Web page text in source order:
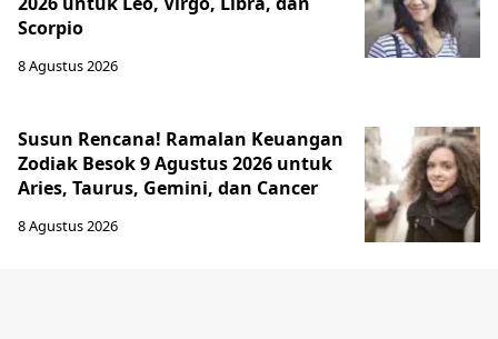
Scorpio
8 Agustus 2026
Susun Rencana! Ramalan Keuangan
Zodiak Besok 9 Agustus 2026 untuk
Aries, Taurus, Gemini, dan Cancer
8 Agustus 2026